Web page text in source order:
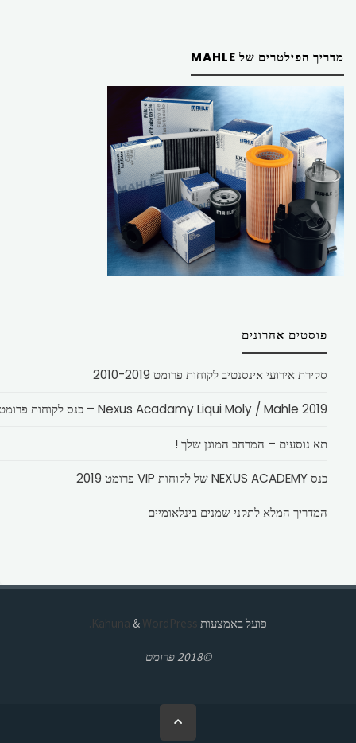
מדריך הפילטרים של MAHLE
פוסטים אחרונים
סקירת אירועי אינסנטיב לקוחות פרומט 2010-2019
Nexus Acadamy Liqui Moly / Mahle 2019 – כנס לקוחות פרומט
תא נוסעים – המרחב המוגן שלך !
כנס NEXUS ACADEMY של לקוחות VIP פרומט 2019
המדריך המלא לתקני שמנים בינלאומיים
פועל באמצעות & WordPress.
©2018 פרומט
בחזרה